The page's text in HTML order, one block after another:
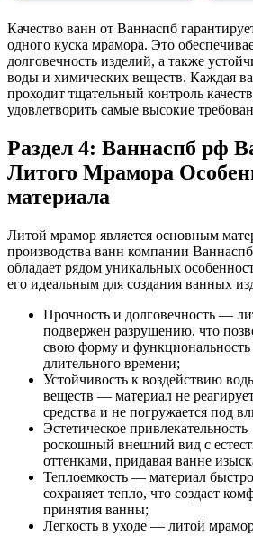
Качество ванн от Ваннаспб
одного куска мрамора. Это
долговечность изделий, а также
воды и химических веществ. Каждая
проходит тщательный контроль
удовлетворить самые высокие
Раздел 4: Ваннаспб рф
Литого Мрамора
материала
Литой мрамор является основным
производства ванн компании
обладает рядом уникальных
его идеальным для создания ванных
Прочность и долговечность —
подвержен разрушению, что
свою форму и
длительного времени;
Устойчивость к воздействию
веществ — материал не
средства и не погружается под
Эстетическое
роскошный внешний вид с
оттенками, придавая ванне
Теплоемкость — материал
сохраняет тепло, что создает
принятия ванны;
Легкость в уходе — литой